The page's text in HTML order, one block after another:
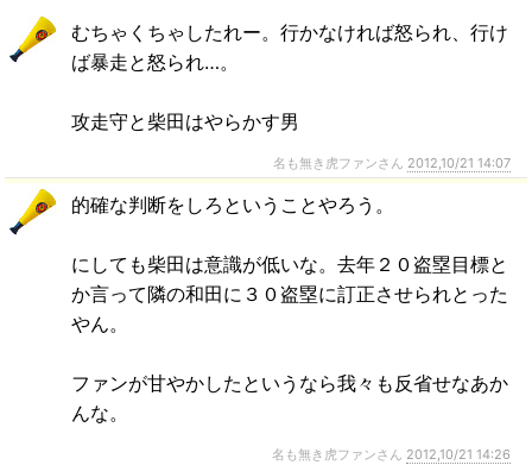
むちゃくちゃしたれー。行かなければ怒られ、行け
ば暴走と怒られ…。
攻走守と柴田はやらかす男
名も無き虎ファンさん 2012,10/21 14:07
的確な判断をしろということやろう。
にしても柴田は意識が低いな。去年２０盗塁目標と
か言って隣の和田に３０盗塁に訂正させられとった
やん。
ファンが甘やかしたというなら我々も反省せなあか
んな。
名も無き虎ファンさん 2012,10/21 14:26